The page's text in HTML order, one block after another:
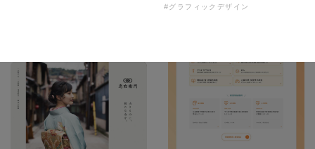
#グラフィックデザイン